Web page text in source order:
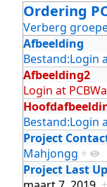
Ordering
Verberg
Afbeelding
Bestand:Login
Afbeelding2
Login at
Bestand:Login
Project
Mahjongg +
Project Last